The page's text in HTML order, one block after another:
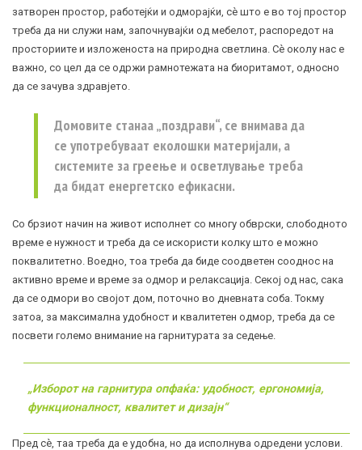
затворен простор, работејќи и одморајќи, сè што е во тој простор
треба да ни служи нам, започнувајќи од мебелот, распоредот на
просториите и изложеноста на природна светлина. Сè околу нас е
важно, со цел да се одржи рамнотежата на биоритамот, односно
да се зачува здравјето.
Домовите станаа „поздрави“, се внимава да
се употребуваат еколошки материјали, а
системите за греење и осветлување треба
да бидат енергетско ефикасни.
Со брзиот начин на живот исполнет со многу обврски, слободното
време е нужност и треба да се искористи колку што е можно
поквалитетно. Воедно, тоа треба да биде соодветен сооднос на
активно време и време за одмор и релаксација. Секој од нас, сака
да се одмори во својот дом, поточно во дневната соба. Токму
затоа, за максимална удобност и квалитетен одмор, треба да се
посвети големо внимание на гарнитурата за седење.
„Изборот на гарнитура опфаќа: удобност, ергономија,
функционалност, квалитет и дизајн“
Пред сè, таа треба да е удобна, но да исполнува одредени услови.